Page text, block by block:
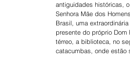
antiguidades históricas,
Senhora Mãe dos
Brasil, uma
presente do próprio
térreo, a biblioteca, no
catacumbas, onde estão